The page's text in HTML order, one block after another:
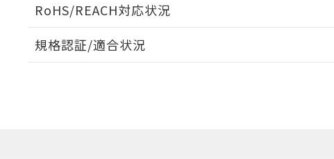
RoHS/REACH対応状況
EU RoHS 注意事項・凡例
規格認証/適合状況